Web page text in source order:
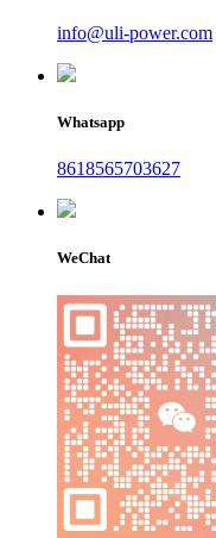
info@uli-power.com
Whatsapp
8618565703627
WeChat